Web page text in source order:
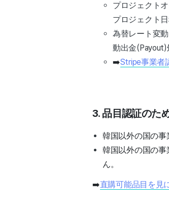
プロジェクト
プロジェクト
為替レート変
動出金(Payout)
➡️Stripe事業者
3. 品目認証のた
韓国以外の国の事
韓国以外の国の
ん。
➡️直購可能品目を見